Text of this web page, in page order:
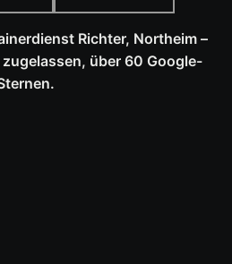
Richter, Northeim –
über 60 Google-